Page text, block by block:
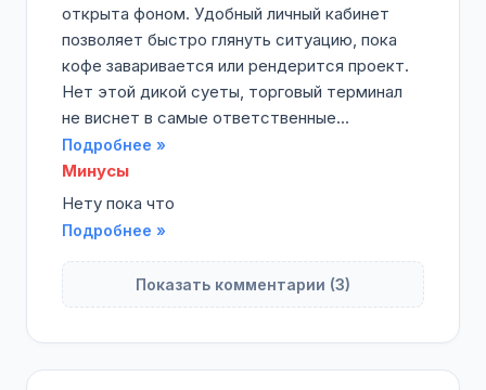
открыта фоном. Удобный личный кабинет
позволяет быстро глянуть ситуацию, пока
кофе заваривается или рендерится проект.
Нет этой дикой суеты, торговый терминал
не виснет в самые ответственные...
Подробнее »
Минусы
Нету пока что
Подробнее »
Показать комментарии (3)